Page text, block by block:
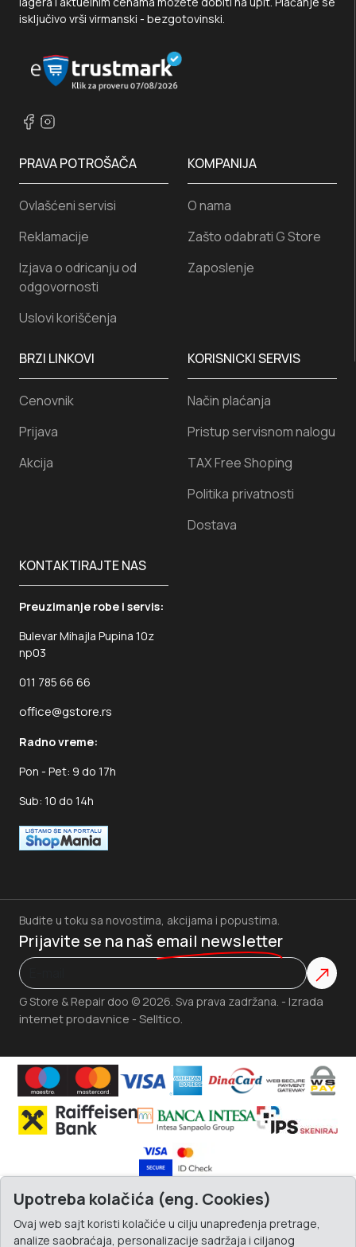
isključivo vrši virmanski - bezgotovinski.
KORISNICKI SERVIS
Način plaćanja
Pristup servisnom nalogu
TAX Free Shoping
Politika privatnosti
Dostava
PRAVA POTROŠAČA
Ovlašćeni servisi
Reklamacije
Izjava o odricanju od
odgovornosti
Uslovi koriščenja
KONTAKTIRAJTE NAS
Preuzimanje robe i servis:
Bulevar Mihajla Pupina 10z
np03
011 785 66 66
office@gstore.rs
Radno vreme:
Pon - Pet: 9 do 17h
Sub: 10 do 14h
KOMPANIJA
O nama
Zašto odabrati G Store
Zaposlenje
BRZI LINKOVI
Cenovnik
Prijava
Akcija
G Store & Repair doo © 2026. Sva prava zadržana. - Izrada
internet prodavnice - Selltico.
Budite u toku sa novostima, akcijama i popustima.
Prijavite se na naš email newsletter
Upotreba kolačića (eng. Cookies)
Ovaj web sajt koristi kolačiće u cilju unapređenja pretrage,
analize saobraćaja, personalizacije sadržaja i ciljanog